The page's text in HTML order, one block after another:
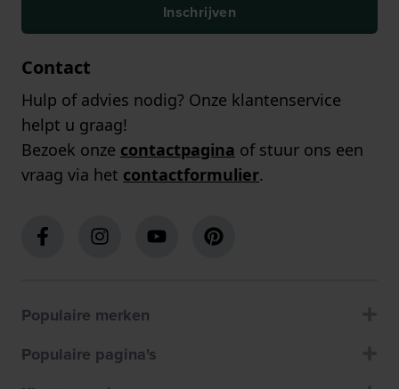
Inschrijven
Contact
Hulp of advies nodig? Onze klantenservice
helpt u graag!
Bezoek onze contactpagina of stuur ons een
vraag via het contactformulier.
Populaire merken
Populaire pagina's